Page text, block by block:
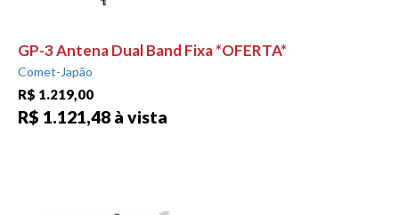
GP-3 Antena Dual Band Fixa *OFERTA*
Comet-Japão
R$ 1.219,00
R$ 1.121,48 à vista